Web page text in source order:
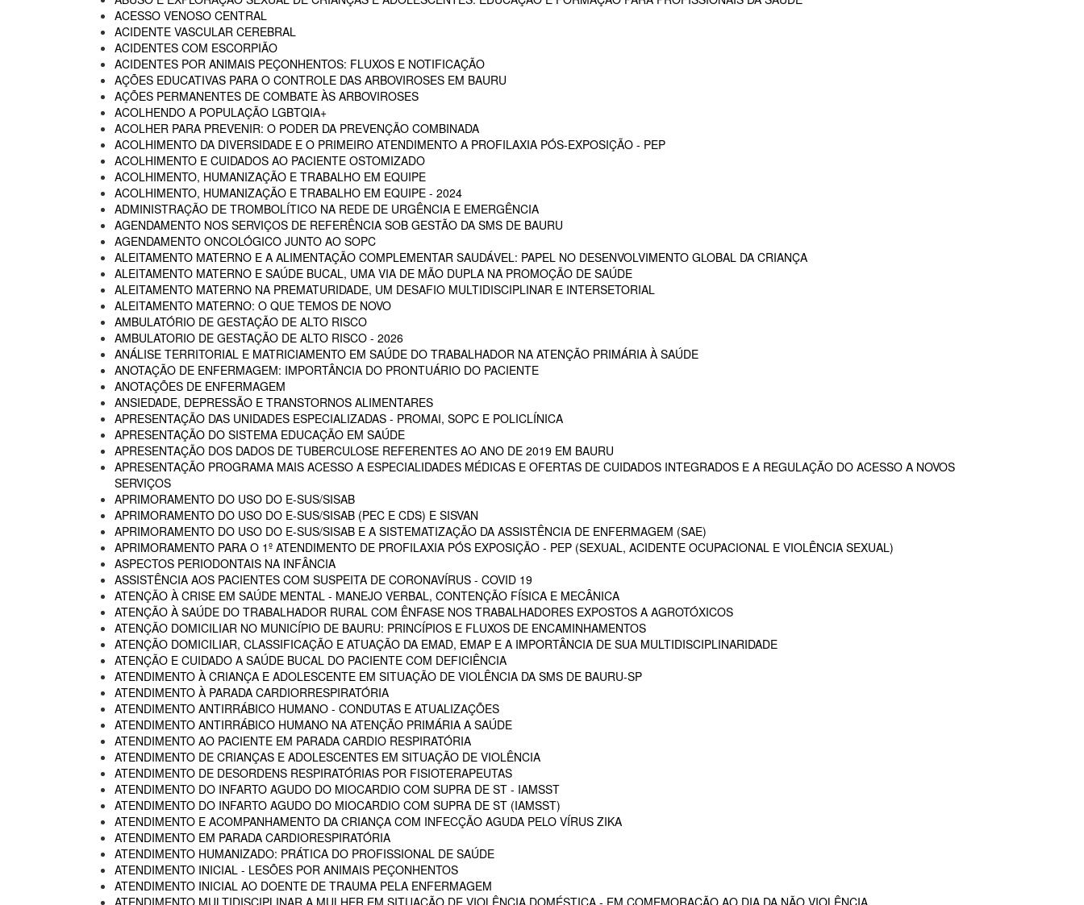
ACESSO VENOSO CENTRAL
ACIDENTE VASCULAR CEREBRAL
ACIDENTES COM ESCORPIÃO
ACIDENTES POR ANIMAIS PEÇONHENTOS: FLUXOS E NOTIFICAÇÃO
AÇÕES EDUCATIVAS PARA O CONTROLE DAS ARBOVIROSES EM BAURU
AÇÕES PERMANENTES DE COMBATE ÀS ARBOVIROSES
ACOLHENDO A POPULAÇÃO LGBTQIA+
ACOLHER PARA PREVENIR: O PODER DA PREVENÇÃO COMBINADA
ACOLHIMENTO DA DIVERSIDADE E O PRIMEIRO ATENDIMENTO A PROFILAXIA PÓS-EXPOSIÇÃO - PEP
ACOLHIMENTO E CUIDADOS AO PACIENTE OSTOMIZADO
ACOLHIMENTO, HUMANIZAÇÃO E TRABALHO EM EQUIPE
ACOLHIMENTO, HUMANIZAÇÃO E TRABALHO EM EQUIPE - 2024
ADMINISTRAÇÃO DE TROMBOLÍTICO NA REDE DE URGÊNCIA E EMERGÊNCIA
AGENDAMENTO NOS SERVIÇOS DE REFERÊNCIA SOB GESTÃO DA SMS DE BAURU
AGENDAMENTO ONCOLÓGICO JUNTO AO SOPC
ALEITAMENTO MATERNO E A ALIMENTAÇÃO COMPLEMENTAR SAUDÁVEL: PAPEL NO DESENVOLVIMENTO GLOBAL DA CRIANÇA
ALEITAMENTO MATERNO E SAÚDE BUCAL, UMA VIA DE MÃO DUPLA NA PROMOÇÃO DE SAÚDE
ALEITAMENTO MATERNO NA PREMATURIDADE, UM DESAFIO MULTIDISCIPLINAR E INTERSETORIAL
ALEITAMENTO MATERNO: O QUE TEMOS DE NOVO
AMBULATÓRIO DE GESTAÇÃO DE ALTO RISCO
AMBULATORIO DE GESTAÇÃO DE ALTO RISCO - 2026
ANÁLISE TERRITORIAL E MATRICIAMENTO EM SAÚDE DO TRABALHADOR NA ATENÇÃO PRIMÁRIA À SAÚDE
ANOTAÇÃO DE ENFERMAGEM: IMPORTÂNCIA DO PRONTUÁRIO DO PACIENTE
ANOTAÇÕES DE ENFERMAGEM
ANSIEDADE, DEPRESSÃO E TRANSTORNOS ALIMENTARES
APRESENTAÇÃO DAS UNIDADES ESPECIALIZADAS - PROMAI, SOPC E POLICLÍNICA
APRESENTAÇÃO DO SISTEMA EDUCAÇÃO EM SAÚDE
APRESENTAÇÃO DOS DADOS DE TUBERCULOSE REFERENTES AO ANO DE 2019 EM BAURU
APRESENTAÇÃO PROGRAMA MAIS ACESSO A ESPECIALIDADES MÉDICAS E OFERTAS DE CUIDADOS INTEGRADOS E A REGULAÇÃO DO ACESSO A NOVOS
SERVIÇOS
APRIMORAMENTO DO USO DO E-SUS/SISAB
APRIMORAMENTO DO USO DO E-SUS/SISAB (PEC E CDS) E SISVAN
APRIMORAMENTO DO USO DO E-SUS/SISAB E A SISTEMATIZAÇÃO DA ASSISTÊNCIA DE ENFERMAGEM (SAE)
APRIMORAMENTO PARA O 1º ATENDIMENTO DE PROFILAXIA PÓS EXPOSIÇÃO - PEP (SEXUAL, ACIDENTE OCUPACIONAL E VIOLÊNCIA SEXUAL)
ASPECTOS PERIODONTAIS NA INFÂNCIA
ASSISTÊNCIA AOS PACIENTES COM SUSPEITA DE CORONAVÍRUS - COVID 19
ATENÇÃO À CRISE EM SAÚDE MENTAL - MANEJO VERBAL, CONTENÇÃO FÍSICA E MECÂNICA
ATENÇÃO À SAÚDE DO TRABALHADOR RURAL COM ÊNFASE NOS TRABALHADORES EXPOSTOS A AGROTÓXICOS
ATENÇÃO DOMICILIAR NO MUNICÍPIO DE BAURU: PRINCÍPIOS E FLUXOS DE ENCAMINHAMENTOS
ATENÇÃO DOMICILIAR, CLASSIFICAÇÃO E ATUAÇÃO DA EMAD, EMAP E A IMPORTÂNCIA DE SUA MULTIDISCIPLINARIDADE
ATENÇÃO E CUIDADO A SAÚDE BUCAL DO PACIENTE COM DEFICIÊNCIA
ATENDIMENTO À CRIANÇA E ADOLESCENTE EM SITUAÇÃO DE VIOLÊNCIA DA SMS DE BAURU-SP
ATENDIMENTO À PARADA CARDIORRESPIRATÓRIA
ATENDIMENTO ANTIRRÁBICO HUMANO - CONDUTAS E ATUALIZAÇÕES
ATENDIMENTO ANTIRRÁBICO HUMANO NA ATENÇÃO PRIMÁRIA A SAÚDE
ATENDIMENTO AO PACIENTE EM PARADA CARDIO RESPIRATÓRIA
ATENDIMENTO DE CRIANÇAS E ADOLESCENTES EM SITUAÇÃO DE VIOLÊNCIA
ATENDIMENTO DE DESORDENS RESPIRATÓRIAS POR FISIOTERAPEUTAS
ATENDIMENTO DO INFARTO AGUDO DO MIOCARDIO COM SUPRA DE ST - IAMSST
ATENDIMENTO DO INFARTO AGUDO DO MIOCARDIO COM SUPRA DE ST (IAMSST)
ATENDIMENTO E ACOMPANHAMENTO DA CRIANÇA COM INFECÇÃO AGUDA PELO VÍRUS ZIKA
ATENDIMENTO EM PARADA CARDIORESPIRATÓRIA
ATENDIMENTO HUMANIZADO: PRÁTICA DO PROFISSIONAL DE SAÚDE
ATENDIMENTO INICIAL - LESÕES POR ANIMAIS PEÇONHENTOS
ATENDIMENTO INICIAL AO DOENTE DE TRAUMA PELA ENFERMAGEM
ATENDIMENTO MULTIDISCIPLINAR A MULHER EM SITUAÇÃO DE VIOLÊNCIA DOMÉSTICA - EM COMEMORAÇÃO AO DIA DA NÃO VIOLÊNCIA